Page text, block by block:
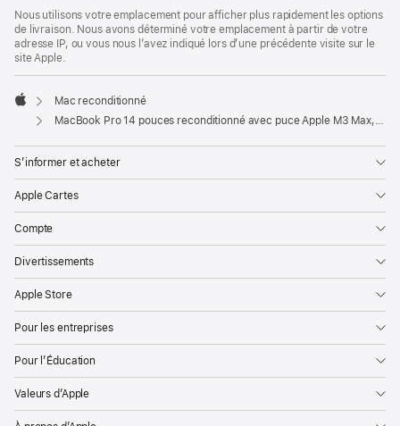
Nous utilisons votre emplacement pour afficher plus rapidement les options
de livraison. Nous avons déterminé votre emplacement à partir de votre
adresse IP, ou vous nous l’avez indiqué lors d’une précédente visite sur le
site Apple.
Apple
Mac reconditionné
MacBook Pro 14 pouces reconditionné avec puce Apple M3 Max, CPU 14 cœurs et GPU 30 cœurs - Noir sidéral
S’informer et acheter
Apple Cartes
Compte
Divertissements
Apple Store
Pour les entreprises
Pour l’Éducation
Valeurs d’Apple